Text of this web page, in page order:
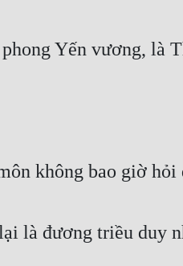
Yến vương, là
không bao giờ hỏi
là đương triều duy